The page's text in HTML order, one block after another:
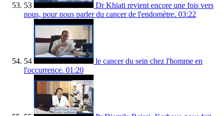
53
Dr Khiati revient encore une fois vers
nous, pour nous parler du cancer de l'endomètre. 03:22
54
le cancer du sein chez l'homme en
l'occurrence. 01:20